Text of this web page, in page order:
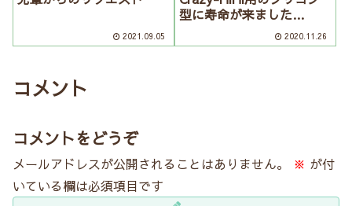
2021.09.05
型に寿命が来ました…
2020.11.26
コメント
コメントをどうぞ
メールアドレスが公開されることはありません。 ※ が付
いている欄は必須項目です